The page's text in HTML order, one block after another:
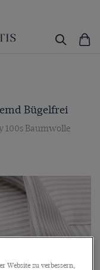
Bügelfrei
100s Baumwolle
Website zu verbessern,